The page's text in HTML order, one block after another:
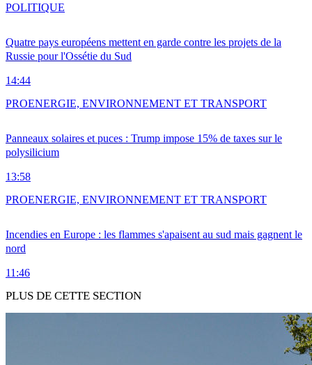
Quatre pays européens mettent en garde contre les projets de la
Russie pour l'Ossétie du Sud
14:44
POLITIQUE
Panneaux solaires et puces : Trump impose 15% de taxes sur le
polysilicium
13:58
PROENERGIE, ENVIRONNEMENT ET TRANSPORT
Incendies en Europe : les flammes s'apaisent au sud mais gagnent le
nord
11:46
PROENERGIE, ENVIRONNEMENT ET TRANSPORT
PLUS DE CETTE SECTION